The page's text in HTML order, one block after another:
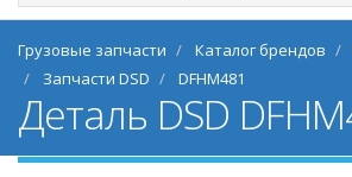
Грузовые запчасти Каталог брендов
Запчасти DSD
DFHM481
Деталь DSD